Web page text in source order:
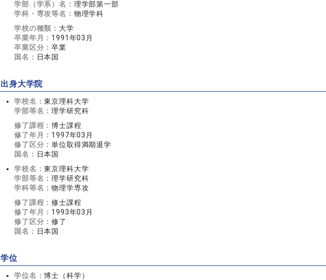
学部（学系）名： 理学部第一部
学科・専攻等名： 物理学科
学校の種類： 大学
卒業年月： 1991年03月
卒業区分：卒業
国名： 日本国
出身大学院
学校名：東京理科大学
学部等名：理学研究科
修了課程：博士課程
修了年月： 1997年03月
修了区分：単位取得満期退学
国名： 日本国
学校名：東京理科大学
学部等名：理学研究科
学科等名：物理学専攻
修了課程：修士課程
修了年月： 1993年03月
修了区分：修了
国名： 日本国
学位
学位名：博士（科学）